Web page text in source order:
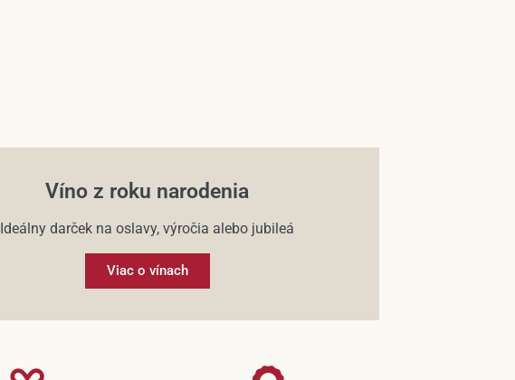
Víno z roku narodenia
Ideálny darček na oslavy, výročia alebo jubileá
Viac o vínach